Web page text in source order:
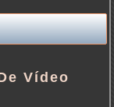
Vídeo